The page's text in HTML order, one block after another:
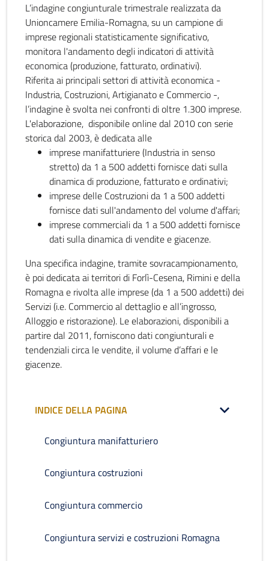
L’indagine congiunturale trimestrale realizzata da
Unioncamere Emilia-Romagna, su un campione di
imprese regionali statisticamente significativo,
monitora l'andamento degli indicatori di attività
economica (produzione, fatturato, ordinativi).
Riferita ai principali settori di attività economica -
Industria, Costruzioni, Artigianato e Commercio -,
l’indagine è svolta nei confronti di oltre 1.300 imprese.
L'elaborazione, disponibile online dal 2010 con serie
storica dal 2003, è dedicata alle
imprese manifatturiere (Industria in senso
stretto) da 1 a 500 addetti fornisce dati sulla
dinamica di produzione, fatturato e ordinativi;
imprese delle Costruzioni da 1 a 500 addetti
fornisce dati sull'andamento del volume d'affari;
imprese commerciali da 1 a 500 addetti fornisce
dati sulla dinamica di vendite e giacenze.
Una specifica indagine, tramite sovracampionamento,
è poi dedicata ai territori di Forlì-Cesena, Rimini e della
Romagna e rivolta alle imprese (da 1 a 500 addetti) dei
Servizi (i.e. Commercio al dettaglio e all’ingrosso,
Alloggio e ristorazione). Le elaborazioni, disponibili a
partire dal 2011, forniscono dati congiunturali e
tendenziali circa le vendite, il volume d’affari e le
giacenze.
INDICE DELLA PAGINA
Congiuntura manifatturiero
Congiuntura costruzioni
Congiuntura commercio
Congiuntura servizi e costruzioni Romagna